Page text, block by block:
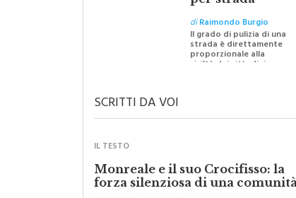
diRaimondo Burgio
Il grado di pulizia di una
strada è direttamente
proporzionale alla
civiltà dei cittadini
SCRITTI DA VOI
IL TESTO
Monreale e il suo Crocifisso: la
forza silenziosa di una comunità